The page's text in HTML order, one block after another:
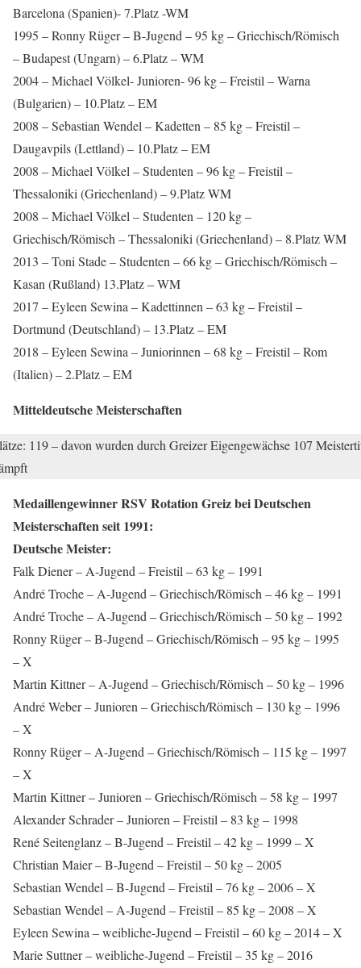
Barcelona (Spanien)- 7.Platz -WM
1995 – Ronny Rüger – B-Jugend – 95 kg – Griechisch/Römisch
– Budapest (Ungarn) – 6.Platz – WM
2004 – Michael Völkel- Junioren- 96 kg – Freistil – Warna
(Bulgarien) – 10.Platz – EM
2008 – Sebastian Wendel – Kadetten – 85 kg – Freistil –
Daugavpils (Lettland) – 10.Platz – EM
2008 – Michael Völkel – Studenten – 96 kg – Freistil –
Thessaloniki (Griechenland) – 9.Platz WM
2008 – Michael Völkel – Studenten – 120 kg –
Griechisch/Römisch – Thessaloniki (Griechenland) – 8.Platz WM
2013 – Toni Stade – Studenten – 66 kg – Griechisch/Römisch –
Kasan (Rußland) 13.Platz – WM
2017 – Eyleen Sewina – Kadettinnen – 63 kg – Freistil –
Dortmund (Deutschland) – 13.Platz – EM
2018 – Eyleen Sewina – Juniorinnen – 68 kg – Freistil – Rom
(Italien) – 2.Platz – EM
Mitteldeutsche Meisterschaften
119 – davon wurden durch Greizer Eigengewächse 107
Medaillengewinner RSV Rotation Greiz bei Deutschen
Meisterschaften seit 1991:
Deutsche Meister:
Falk Diener – A-Jugend – Freistil – 63 kg – 1991
André Troche – A-Jugend – Griechisch/Römisch – 46 kg – 1991
André Troche – A-Jugend – Griechisch/Römisch – 50 kg – 1992
Ronny Rüger – B-Jugend – Griechisch/Römisch – 95 kg – 1995
– X
Martin Kittner – A-Jugend – Griechisch/Römisch – 50 kg – 1996
André Weber – Junioren – Griechisch/Römisch – 130 kg – 1996
– X
Ronny Rüger – A-Jugend – Griechisch/Römisch – 115 kg – 1997
– X
Martin Kittner – Junioren – Griechisch/Römisch – 58 kg – 1997
Alexander Schrader – Junioren – Freistil – 83 kg – 1998
René Seitenglanz – B-Jugend – Freistil – 42 kg – 1999 – X
Christian Maier – B-Jugend – Freistil – 50 kg – 2005
Sebastian Wendel – B-Jugend – Freistil – 76 kg – 2006 – X
Sebastian Wendel – A-Jugend – Freistil – 85 kg – 2008 – X
Eyleen Sewina – weibliche-Jugend – Freistil – 60 kg – 2014 – X
Marie Suttner – weibliche-Jugend – Freistil – 35 kg – 2016